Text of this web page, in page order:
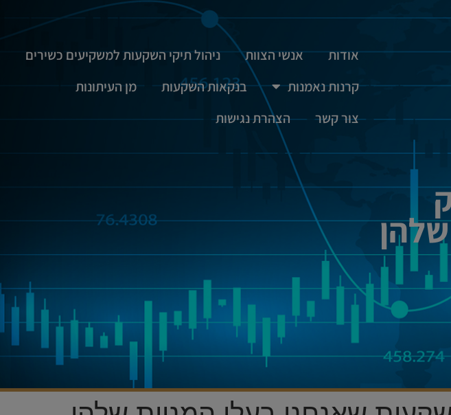
אודות אנשי הצוות
ניהול תיקי השקעות למשקיעים כשירים
קרנות נאמנות
בנקאות השקעות
מן העיתונות
צור קשר
הצהרת נגישות